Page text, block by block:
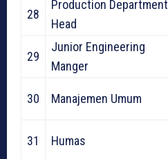
28
Production Department
Head
29
Junior Engineering
Manger
30 Manajemen Umum
31 Humas